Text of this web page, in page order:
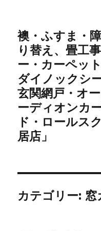
襖・ふすま・
り替え、畳工
ー・カーペッ
ダイノックシ
玄関網戸・オ
ーディオンカ
ド・ロールス
居店」
カテゴリー: